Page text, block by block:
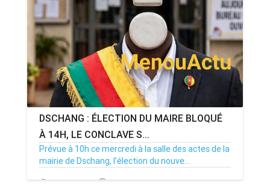
DSCHANG : ÉLECTION DU MAIRE BLOQUÉ
À 14H, LE CONCLAVE S...
Prévue à 10h ce mercredi à la salle des actes de la
mairie de Dschang, l’élection du nouve...
15/07/26 Par MenouActu 0